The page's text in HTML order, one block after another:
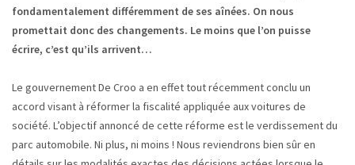
fondamentalement différemment de ses aînées. On nous
promettait donc des changements. Le moins que l’on puisse
écrire, c’est qu’ils arrivent…
Le gouvernement De Croo a en effet tout récemment conclu un
accord visant à réformer la fiscalité appliquée aux voitures de
société. L’objectif annoncé de cette réforme est le verdissement du
parc automobile. Ni plus, ni moins ! Nous reviendrons bien sûr en